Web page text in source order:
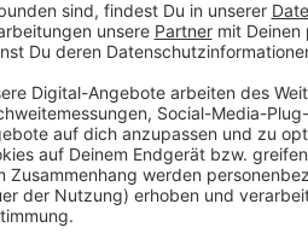
Bruno und Malik
können. Oder gibt
Anzeige
©Copyright Carole
Bruno und Malik
beiden Freunde